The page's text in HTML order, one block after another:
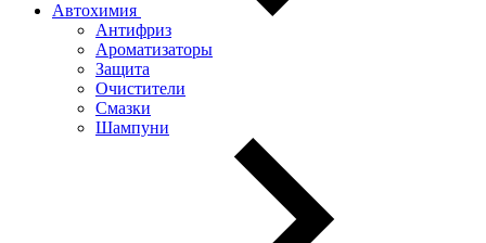
Автохимия
Антифриз
Ароматизаторы
Защита
Очистители
Смазки
Шампуни